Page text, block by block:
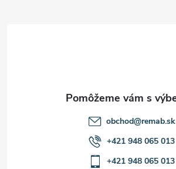
obchod@remab.sk
+421 948 065 013
+421 948 065 013